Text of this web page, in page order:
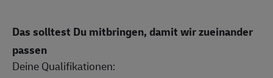
Das solltest Du mitbringen, damit wir zueinander
passen
Deine Qualifikationen: